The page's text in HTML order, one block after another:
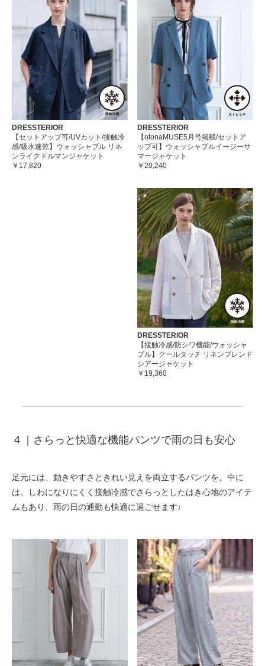
DRESSTERIOR
【セットアップ可/UVカット/接触冷
感/吸水速乾】ウォッシャブル リネ
ンライクドルマンジャケット
￥17,820
DRESSTERIOR
【otonaMUSE5月号掲載/セットア
ップ可】ウォッシャブルイージーサ
マージャケット
￥20,240
DRESSTERIOR
【接触冷感/防シワ機能/ウォッシャ
ブル】クールタッチ リネンブレンド
シアージャケット
￥19,360
４｜ さらっと快適な機能パンツで雨の日も安心
足元には、動きやすさときれい見えを両立するパンツを。中に
は、しわになりにくく接触冷感でさらっとしたはき心地のアイテ
ムもあり、雨の日の通勤も快適に過ごせます♩